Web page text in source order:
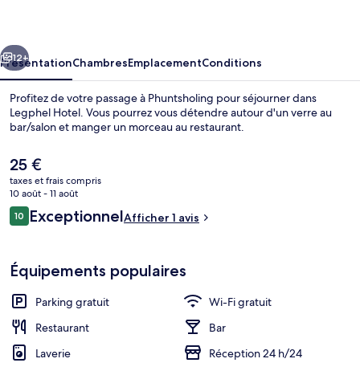
Suivant
12+
PrésentationChambresEmplacementConditions
Profitez de votre passage à Phuntsholing pour séjourner dans
Legphel Hotel. Vous pourrez vous détendre autour d'un verre au
bar/salon et manger un morceau au restaurant.
Le
prix
actuel
est
de
25 €
taxes et frais compris
10 août - 11 août
Avis
voyageurs
1010 sur 10
ExceptionnelAfficher 1 avis
Équipements populaires
Parking gratuit
Wi-Fi gratuit
Restaurant
Bar
Laverie
Réception 24 h/24